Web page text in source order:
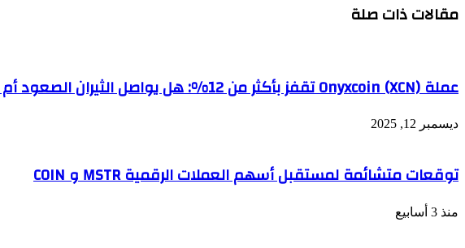
مقالات ذات صلة
عملة Onyxcoin (XCN) تقفز بأكثر من 12%: هل يواصل الثيران الصعود أم يقترب التصحيح؟
ديسمبر 12, 2025
توقعات متشائمة لمستقبل أسهم العملات الرقمية MSTR و COIN
منذ 3 أسابيع